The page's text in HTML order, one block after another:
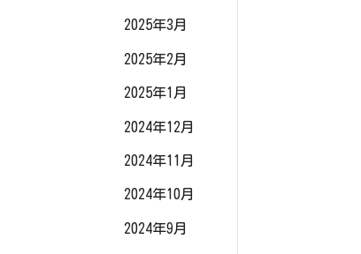
2025年3月
2025年2月
2025年1月
2024年12月
2024年11月
2024年10月
2024年9月